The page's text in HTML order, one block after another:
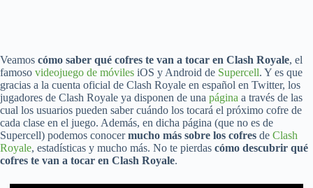
Veamos cómo saber qué cofres te van a tocar en Clash Royale, el
famoso videojuego de móviles iOS y Android de Supercell. Y es que
gracias a la cuenta oficial de Clash Royale en español en Twitter, los
jugadores de Clash Royale ya disponen de una página a través de las
cual los usuarios pueden saber cuándo los tocará el próximo cofre de
cada clase en el juego. Además, en dicha página (que no es de
Supercell) podemos conocermucho más sobre los cofres de Clash
Royale, estadísticas y mucho más. No te pierdas cómo descubrir qué
cofres te van a tocar en Clash Royale.